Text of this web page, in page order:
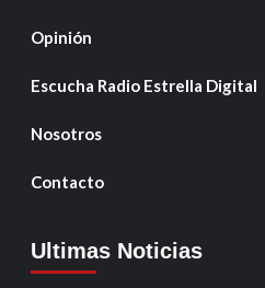
Opinión
Escucha Radio Estrella Digital
Nosotros
Contacto
Ultimas Noticias